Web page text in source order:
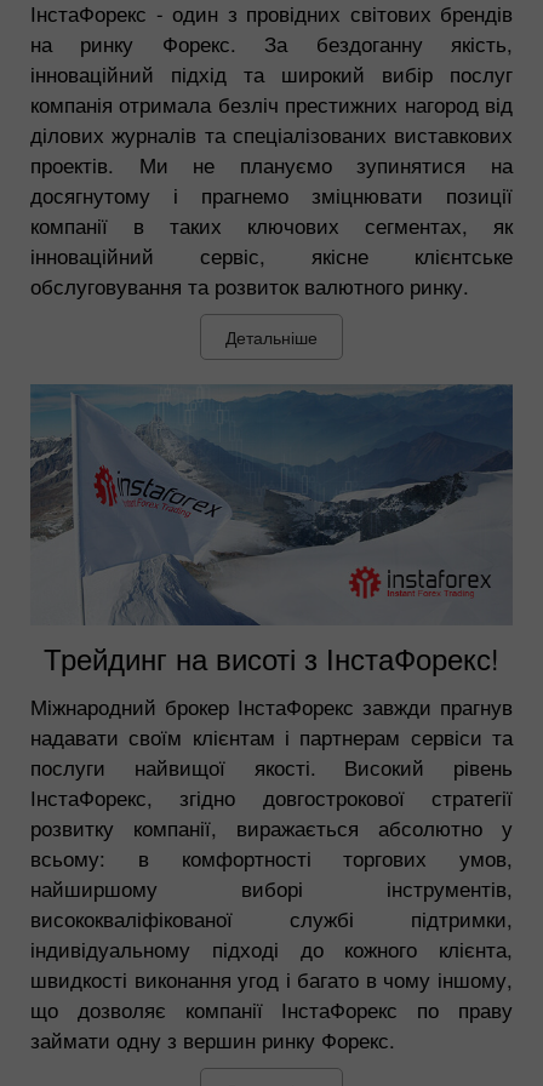
ІнстаФорекс - один з провідних світових брендів
на ринку Форекс. За бездоганну якість,
інноваційний підхід та широкий вибір послуг
компанія отримала безліч престижних нагород від
ділових журналів та спеціалізованих виставкових
проектів. Ми не плануємо зупинятися на
досягнутому і прагнемо зміцнювати позиції
компанії в таких ключових сегментах, як
інноваційний сервіс, якісне клієнтське
обслуговування та розвиток валютного ринку.
Детальніше
Трейдинг на висоті з ІнстаФорекс!
Міжнародний брокер ІнстаФорекс завжди прагнув
надавати своїм клієнтам і партнерам сервіси та
послуги найвищої якості. Високий рівень
ІнстаФорекс, згідно довгострокової стратегії
розвитку компанії, виражається абсолютно у
всьому: в комфортності торгових умов,
найширшому виборі інструментів,
висококваліфікованої службі підтримки,
індивідуальному підході до кожного клієнта,
швидкості виконання угод і багато в чому іншому,
що дозволяє компанії ІнстаФорекс по праву
займати одну з вершин ринку Форекс.